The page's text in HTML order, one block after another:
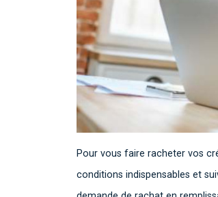
Pour vous faire racheter vos
conditions indispensables et